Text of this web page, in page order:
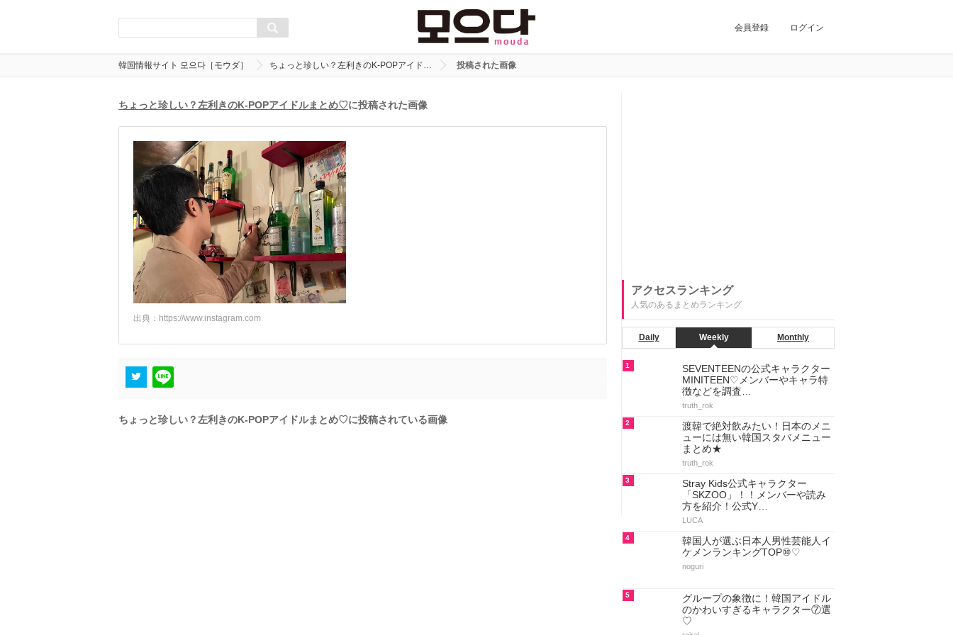
会員登録 ログイン
韓国情報サイト 모으다［モウダ］ ちょっと珍しい？左利きのK-POPアイド… 投稿された画像
ちょっと珍しい？左利きのK-POPアイドルまとめ♡に投稿された画像
出典： https://www.instagram.com
ちょっと珍しい？左利きのK-POPアイドルまとめ♡に投稿されている画像
アクセスランキング
人気のあるまとめランキング
Daily Weekly Monthly
1
SEVENTEENの公式キャラクター
MINITEEN♡メンバーやキャラ特
徴などを調査…
truth_rok
2
渡韓で絶対飲みたい！日本のメニ
ューには無い韓国スタバメニュー
まとめ★
truth_rok
3
Stray Kids公式キャラクター
「SKZOO」！！メンバーや読み
方を紹介！公式Y…
LUCA
4
韓国人が選ぶ日本人男性芸能人イ
ケメンランキングTOP⑩♡
noguri
5
グループの象徴に！韓国アイドル
のかわいすぎるキャラクター⑦選
♡